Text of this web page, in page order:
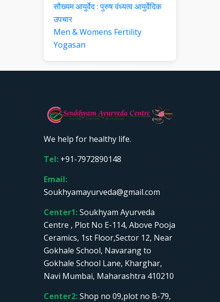
सौख्यम आयुर्वेद : पुरुष वंध्यत्व आयुर्वेदिक
उपचार
Men & Womens Fertility
Yogasan
We help for healthy life.
Tel: +91-7972890148
Email:
Soukhyamayurveda@gmail.com
Center1:Soukhyam Ayurveda
Centre , Plot No E-114, Above Pooja
Ceramics, 1st Floor,Sector 12, Near
Gokhale School, Navarang to
Gokhale School Lane, Kharghar,
Navi Mumbai, Maharashtra 410210
Center2:Shop no 09,plot no B-79,